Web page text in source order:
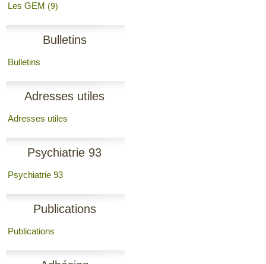
Les GEM (9)
Bulletins
Bulletins
Adresses utiles
Adresses utiles
Psychiatrie 93
Psychiatrie 93
Publications
Publications